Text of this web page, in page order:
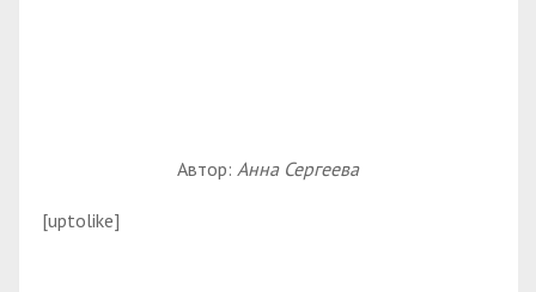
Автор: Анна Сергеева
[uptolike]